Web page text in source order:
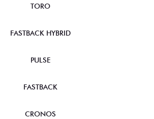
TORO
FASTBACK HYBRID
PULSE
FASTBACK
CRONOS